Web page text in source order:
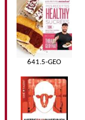
641.5-GEO